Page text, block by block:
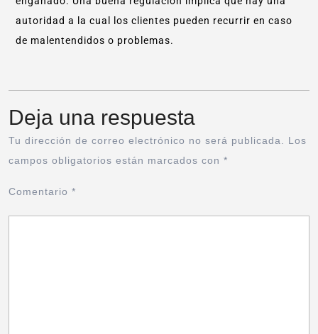
autoridad a la cual los clientes pueden recurrir en caso
de malentendidos o problemas.
Deja una respuesta
Tu dirección de correo electrónico no será publicada.
Los
campos obligatorios están marcados con *
Comentario *